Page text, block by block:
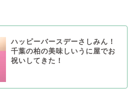
ハッピーバースデーさしみん！
千葉の柏の美味しいうに屋でお
祝いしてきた！